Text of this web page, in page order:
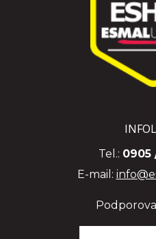
Tel.: 0905
E-mail: